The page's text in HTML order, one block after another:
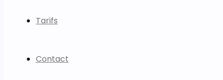
Tarifs
Contact